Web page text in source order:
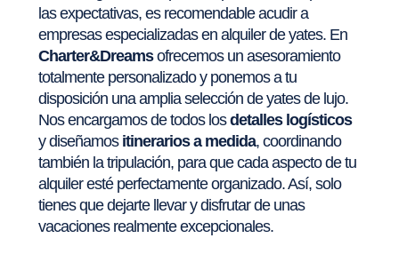
las expectativas, es recomendable acudir a
empresas especializadas en alquiler de yates. En
Charter&Dreamsofrecemos un asesoramiento
totalmente personalizado y ponemos a tu
disposición una amplia selección de yates de lujo.
Nos encargamos de todos losdetalles logísticos
y diseñamos itinerarios a medida, coordinando
también la tripulación, para que cada aspecto de tu
alquiler esté perfectamente organizado. Así, solo
tienes que dejarte llevar y disfrutar de unas
vacaciones realmente excepcionales.